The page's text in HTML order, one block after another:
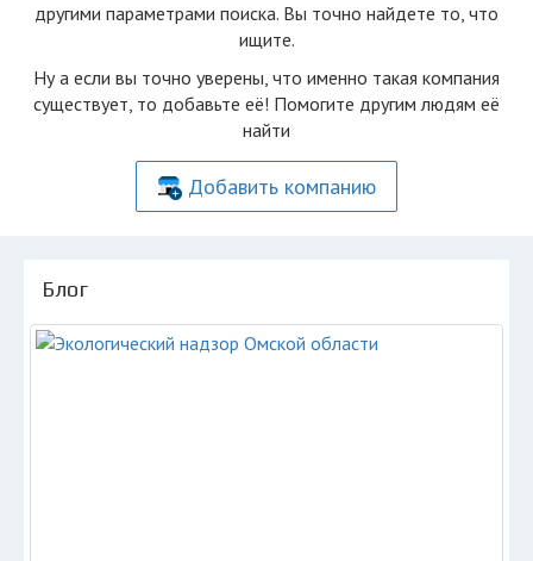
другими параметрами поиска. Вы точно найдете то, что
ищите.
Ну а если вы точно уверены, что именно такая компания
существует, то добавьте её! Помогите другим людям её
найти
Добавить компанию
Блог